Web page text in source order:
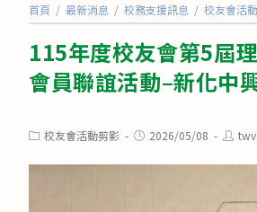
首頁 / 最新消息 / 校務支援訊息 / 校友會活
115年度校友會第5屆
會員聯誼活動–新化中
Post校友會活動剪影
Post2026/05/08
Post